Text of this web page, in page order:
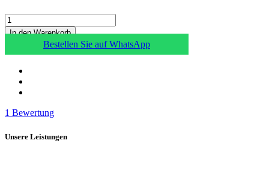
In den Warenkorb
Bestellen Sie auf WhatsApp
1 Bewertung
Unsere Leistungen